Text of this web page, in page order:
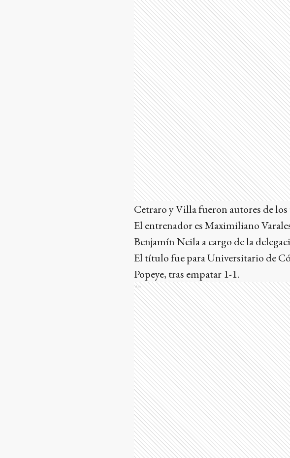
Cetraro y Villa fueron autores de
El entrenador es Maximiliano
Benjamín Neila a cargo de la
El título fue para Universitario de
Popeye, tras empatar 1-1.
Ads